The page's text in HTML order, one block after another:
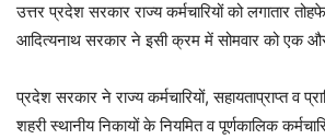
उत्तर प्रदेश सरकार राज्य कर्मचारियों को लगातार
आदित्यनाथ सरकार ने इसी क्रम में सोमवार को एक
प्रदेश सरकार ने राज्य कर्मचारियों, सहायताप्राप्त व
शहरी स्थानीय निकायों के नियमित व पूर्णकालिक